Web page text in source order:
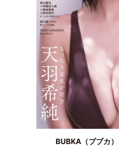
BUBKA（ブブカ